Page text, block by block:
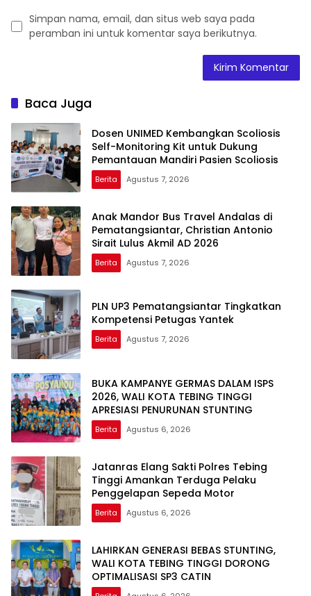
Simpan nama, email, dan situs web saya pada
peramban ini untuk komentar saya berikutnya.
Baca Juga
Dosen UNIMED Kembangkan Scoliosis
Self-Monitoring Kit untuk Dukung
Pemantauan Mandiri Pasien Scoliosis
Berita Agustus 7, 2026
Anak Mandor Bus Travel Andalas di
Pematangsiantar, Christian Antonio
Sirait Lulus Akmil AD 2026
Berita Agustus 7, 2026
PLN UP3 Pematangsiantar Tingkatkan
Kompetensi Petugas Yantek
Berita Agustus 7, 2026
BUKA KAMPANYE GERMAS DALAM ISPS
2026, WALI KOTA TEBING TINGGI
APRESIASI PENURUNAN STUNTING
Berita Agustus 6, 2026
Jatanras Elang Sakti Polres Tebing
Tinggi Amankan Terduga Pelaku
Penggelapan Sepeda Motor
Berita Agustus 6, 2026
LAHIRKAN GENERASI BEBAS STUNTING,
WALI KOTA TEBING TINGGI DORONG
OPTIMALISASI SP3 CATIN